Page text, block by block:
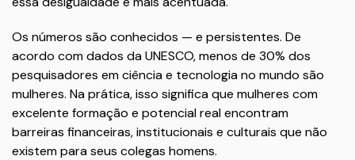
Os números são conhecidos — e persistentes. De
acordo com dados da UNESCO, menos de 30% dos
pesquisadores em ciência e tecnologia no mundo são
mulheres. Na prática, isso significa que mulheres com
excelente formação e potencial real encontram
barreiras financeiras, institucionais e culturais que não
existem para seus colegas homens.